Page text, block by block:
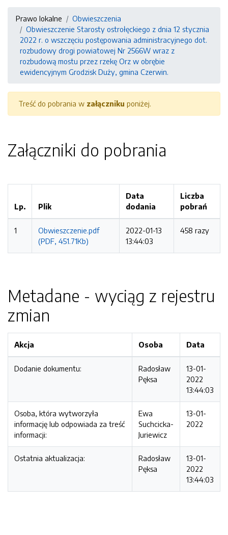
Prawo lokalne
Obwieszczenia
Obwieszczenie Starosty ostrołęckiego z dnia 12 stycznia
2022 r. o wszczęciu postępowania administracyjnego dot.
rozbudowy drogi powiatowej Nr 2566W wraz z
rozbudową mostu przez rzekę Orz w obrębie
ewidencyjnym Grodzisk Duży, gmina Czerwin.
Treść do pobrania w załączniku poniżej.
Załączniki do pobrania
Lp. Plik
Data
dodania
Liczba
pobrań
1
Obwieszczenie.pdf
(PDF, 451.71Kb)
2022-01-13
13:44:03
458 razy
Metadane - wyciąg z rejestru
zmian
Akcja Osoba Data
Dodanie dokumentu:
Radosław
Pęksa
13-01-
2022
13:44:03
Osoba, która wytworzyła
informację lub odpowiada za treść
informacji:
Ewa
Suchcicka-
Juriewicz
13-01-
2022
Ostatnia aktualizacja:
Radosław
Pęksa
13-01-
2022
13:44:03